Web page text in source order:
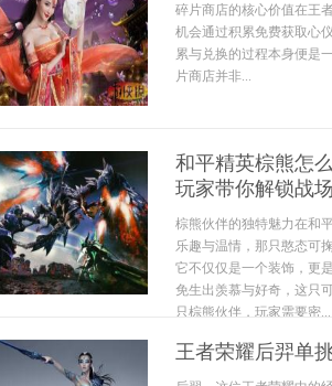
碎片商店的核心价值在王
机会通过积累免费获取心
累与兑换的过程本身便是
片商店并非...
和平精英棕熊怎
玩家带你解锁战
棕熊伙伴的独特魅力在和
乐趣与温情，那只憨态可
它不仅仅是一个装饰，更
免生出羡慕与好奇，这只
只棕熊伙伴，玩家需要密...
王者荣耀后羿单